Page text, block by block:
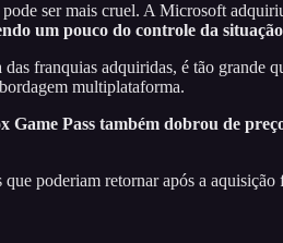
ser mais cruel. A Microsoft
um pouco do controle da situação
franquias adquiridas, é tão grande
multiplataforma.
Game Pass também dobrou de
que poderiam retornar após a